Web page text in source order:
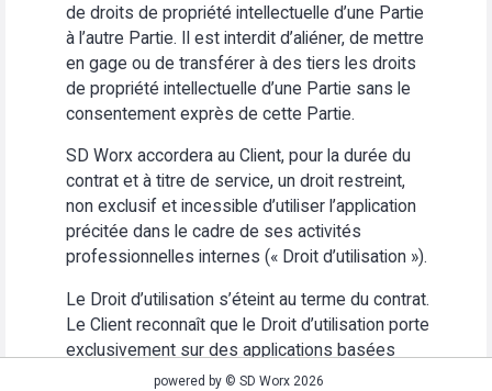
de droits de propriété intellectuelle d’une Partie
à l’autre Partie. Il est interdit d’aliéner, de mettre
en gage ou de transférer à des tiers les droits
de propriété intellectuelle d’une Partie sans le
consentement exprès de cette Partie.
SD Worx accordera au Client, pour la durée du
contrat et à titre de service, un droit restreint,
non exclusif et incessible d’utiliser l’application
précitée dans le cadre de ses activités
professionnelles internes (« Droit d’utilisation »).
Le Droit d’utilisation s’éteint au terme du contrat.
Le Client reconnaît que le Droit d’utilisation porte
exclusivement sur des applications basées
Web. Le Client s’abstiendra (i) d’utiliser
powered by © SD Worx 2026